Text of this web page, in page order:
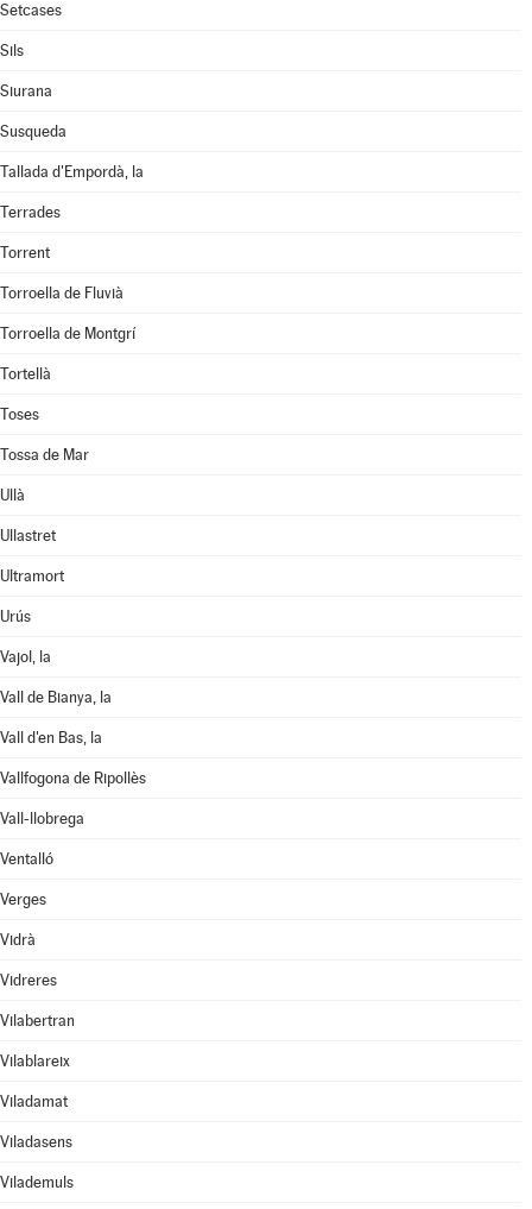
Setcases
Sils
Siurana
Susqueda
Tallada d'Empordà, la
Terrades
Torrent
Torroella de Fluvià
Torroella de Montgrí
Tortellà
Toses
Tossa de Mar
Ullà
Ullastret
Ultramort
Urús
Vajol, la
Vall de Bianya, la
Vall d'en Bas, la
Vallfogona de Ripollès
Vall-llobrega
Ventalló
Verges
Vidrà
Vidreres
Vilabertran
Vilablareix
Viladamat
Viladasens
Vilademuls